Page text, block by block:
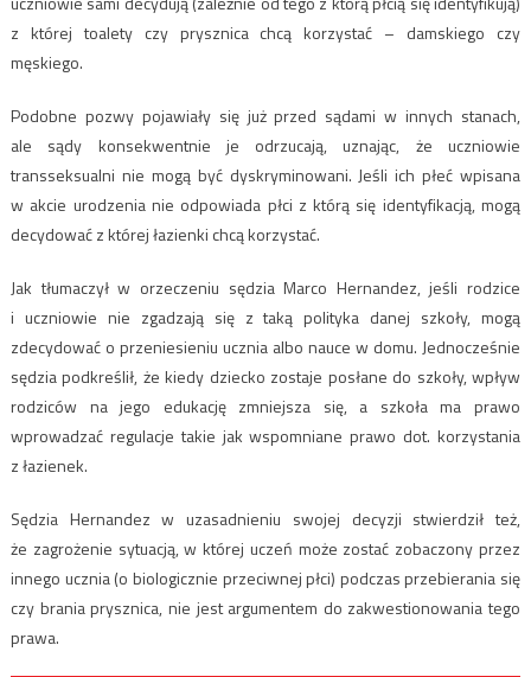
z której toalety czy prysznica chcą korzystać – damskiego czy
męskiego.
Podobne pozwy pojawiały się już przed sądami w innych stanach,
ale sądy konsekwentnie je odrzucają, uznając, że uczniowie
transseksualni nie mogą być dyskryminowani. Jeśli ich płeć wpisana
w akcie urodzenia nie odpowiada płci z którą się identyfikacją, mogą
decydować z której łazienki chcą korzystać.
Jak tłumaczył w orzeczeniu sędzia Marco Hernandez, jeśli rodzice
i uczniowie nie zgadzają się z taką polityka danej szkoły, mogą
zdecydować o przeniesieniu ucznia albo nauce w domu. Jednocześnie
sędzia podkreślił, że kiedy dziecko zostaje posłane do szkoły, wpływ
rodziców na jego edukację zmniejsza się, a szkoła ma prawo
wprowadzać regulacje takie jak wspomniane prawo dot. korzystania
z łazienek.
Sędzia Hernandez w uzasadnieniu swojej decyzji stwierdził też,
że zagrożenie sytuacją, w której uczeń może zostać zobaczony przez
innego ucznia (o biologicznie przeciwnej płci) podczas przebierania się
czy brania prysznica, nie jest argumentem do zakwestionowania tego
prawa.